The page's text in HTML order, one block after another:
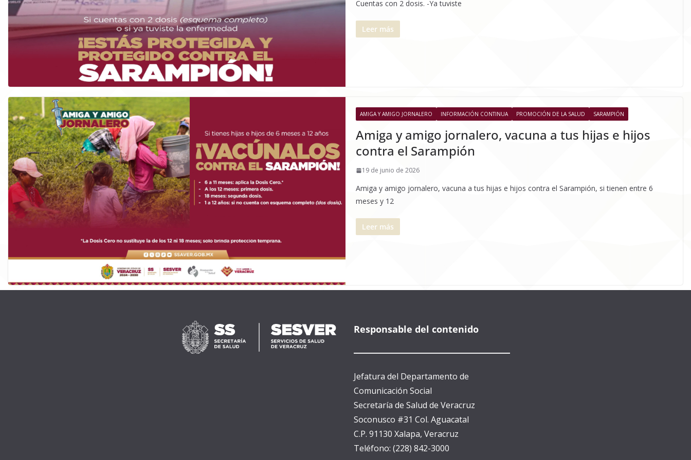
Cuentas con 2 dosis. -Ya tuviste
Leer más
AMIGA Y AMIGO JORNALERO INFORMACIÓN CONTINUA PROMOCIÓN DE LA SALUD SARAMPIÓN
Amiga y amigo jornalero, vacuna a tus hijas e hijos
contra el Sarampión
19 de junio de 2026
Amiga y amigo jornalero, vacuna a tus hijas e hijos contra el Sarampión, si tienen entre 6
meses y 12
Leer más
Responsable del contenido
Jefatura del Departamento de
Comunicación Social
Secretaría de Salud de Veracruz
Soconusco #31 Col. Aguacatal
C.P. 91130 Xalapa, Veracruz
Teléfono: (228) 842-3000